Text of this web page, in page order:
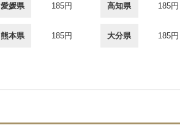
愛媛県 185円 高知県 185円
熊本県 185円 大分県 185円